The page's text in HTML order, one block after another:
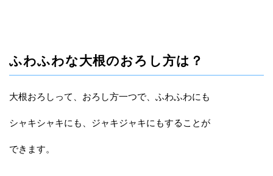
ふわふわな大根のおろし方は？
大根おろしって、おろし方一つで、ふわふわにも
シャキシャキにも、ジャキジャキにもすることが
できます。